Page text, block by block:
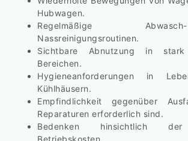
Hubwagen.
Regelmäßige
Nassreinigungsroutinen.
Sichtbare Abnutzung in stark
Bereichen.
Hygieneanforderungen in
Kühlhäusern.
Empfindlichkeit gegenüber
Reparaturen erforderlich sind.
Bedenken hinsichtlich der